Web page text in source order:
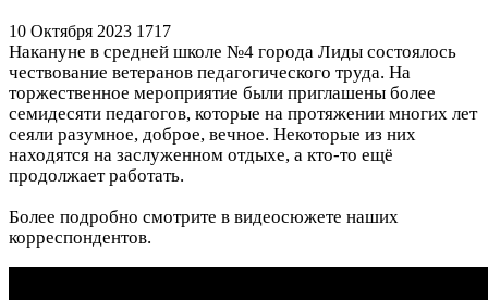
10 Октября 2023 1717
Накануне в средней школе №4 города Лиды состоялось
чествование ветеранов педагогического труда. На
торжественное мероприятие были приглашены более
семидесяти педагогов, которые на протяжении многих лет
сеяли разумное, доброе, вечное. Некоторые из них
находятся на заслуженном отдыхе, а кто-то ещё
продолжает работать.
Более подробно смотрите в видеосюжете наших
корреспондентов.